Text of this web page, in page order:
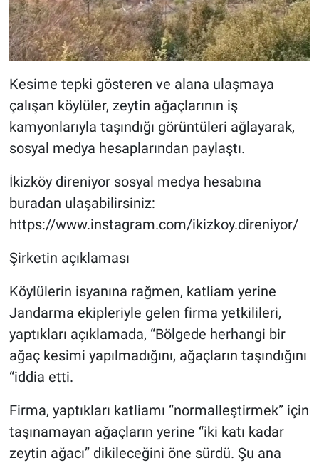
Kesime tepki gösteren ve alana ulaşmaya
çalışan köylüler, zeytin ağaçlarının iş
kamyonlarıyla taşındığı görüntüleri ağlayarak,
sosyal medya hesaplarından paylaştı.
İkizköy direniyor sosyal medya hesabına
buradan ulaşabilirsiniz:
https://www.instagram.com/ikizkoy.direniyor/
Şirketin açıklaması
Köylülerin isyanına rağmen, katliam yerine
Jandarma ekipleriyle gelen firma yetkilileri,
yaptıkları açıklamada, “Bölgede herhangi bir
ağaç kesimi yapılmadığını, ağaçların taşındığını
“iddia etti.
Firma, yaptıkları katliamı “normalleştirmek” için
taşınamayan ağaçların yerine “iki katı kadar
zeytin ağacı” dikileceğini öne sürdü. Şu ana